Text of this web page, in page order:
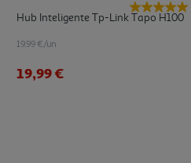
Hub Inteligente Tp-Link Tapo H100
19.99 €/un
19,99 €